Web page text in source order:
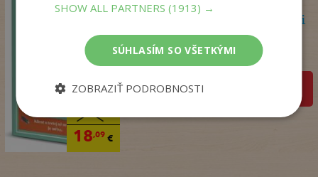
22
18,09€
Psychoterapeutka v akcii
Perryová Philippa
Na sklade
pridať do košíka
SHOW ALL PARTNERS(1913) →
SÚHLASÍM SO VŠETKÝMI
ZOBRAZIŤ PODROBNOSTI